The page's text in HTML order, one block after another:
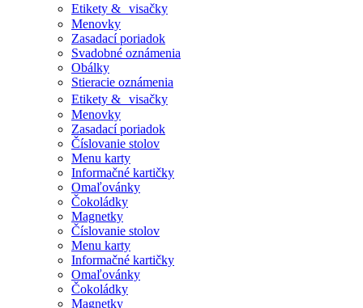
Etikety & visačky
Menovky
Zasadací poriadok
Svadobné oznámenia
Obálky
Stieracie oznámenia
Etikety & visačky
Menovky
Zasadací poriadok
Číslovanie stolov
Menu karty
Informačné kartičky
Omaľovánky
Čokoládky
Magnetky
Číslovanie stolov
Menu karty
Informačné kartičky
Omaľovánky
Čokoládky
Magnetky